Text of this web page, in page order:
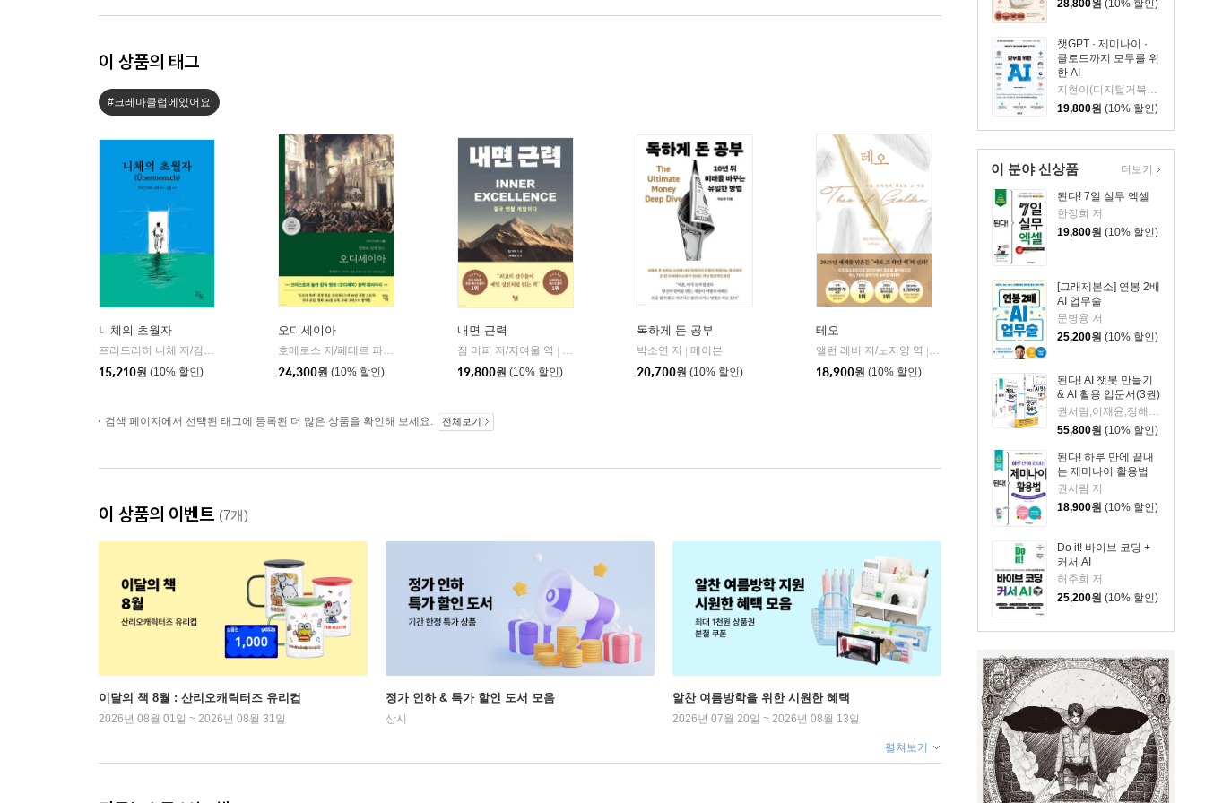
28,800원 (10% 할인)
챗GPT · 제미나이 ·
클로드까지 모두를 위
한 AI
지현이(디지털거북이) 저
19,800원 (10% 할인)
이 분야 신상품
된다! 7일 실무 엑셀
한정희 저
19,800원 (10% 할인)
[그래제본소] 연봉 2배
AI 업무술
문병용 저
25,200원 (10% 할인)
된다! AI 챗봇 만들기
& AI 활용 입문서(3권)
권서림,이재윤,정해준,프롬프트 크리에이터 저
55,800원 (10% 할인)
된다! 하루 만에 끝내
는 제미나이 활용법
권서림 저
18,900원 (10% 할인)
Do it! 바이브 코딩 +
커서 AI
허주희 저
25,200원 (10% 할인)
더보기
이 상품의 태그
#크레마클럽에있어요
니체의 초월자
프리드리히 니체 저/김철 편역
15,210원 (10% 할인)
오디세이아
호메로스 저/페테르 파울 루벤스 그림/박문재 역 | 현대지성
24,300원 (10% 할인)
내면 근력
짐 머피 저/지여울 역
윌북(willbook)
19,800원 (10% 할인)
독하게 돈 공부
박소연 저
메이븐
20,700원 (10% 할인)
테오
앨런 레비 저/노지양 역
오팬하우스
18,900원 (10% 할인)
검색 페이지에서 선택된 태그에 등록된 더 많은 상품을 확인해 보세요. 전체보기
이 상품의 이벤트 (7개)
이달의 책 8월 : 산리오캐릭터즈 유리컵
2026년 08월 01일 ~ 2026년 08월 31일
정가 인하 & 특가 할인 도서 모음
상시
알찬 여름방학을 위한 시원한 혜택
2026년 07월 20일 ~ 2026년 08월 13일
펼쳐보기